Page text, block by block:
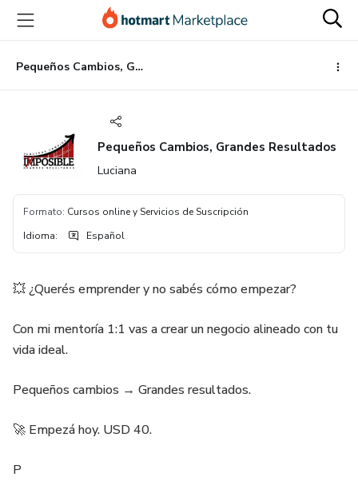
principal
página
de
página
Pequeños Cambios, Grandes Resultados
Pequeños Cambios, Grandes Resultados
Luciana
Formato: Cursos online y Servicios de Suscripción
Idioma: Español
💥 ¿Querés emprender y no sabés cómo empezar?
Con mi mentoría 1:1 vas a crear un negocio alineado con tu
vida ideal.
Pequeños cambios → Grandes resultados.
🚀 Empezá hoy. USD 40.
P